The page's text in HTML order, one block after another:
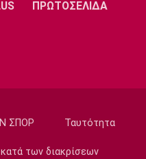
Η Ρούσου
ΠΡΩΤΟΣΕΛΙΔΑ
ΣΠΟΡ Ταυτότητα
κατά των διακρίσεων